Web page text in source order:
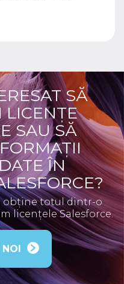
SĂ
LICENȚE
SAU SĂ
ÎN
obține totul dintr-o
licențele Salesforce.